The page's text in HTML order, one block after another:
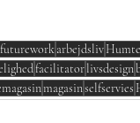
futureworkarbejdsliv
facilitatorlivsdesign
magasinselfservies